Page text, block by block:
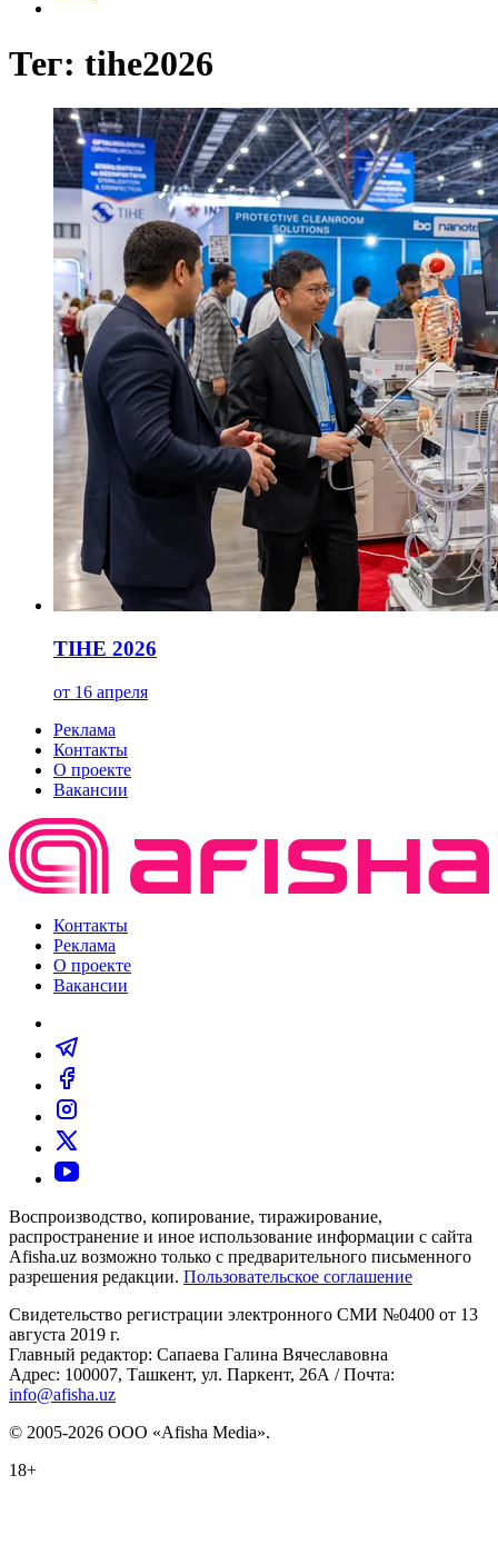
Тег: tihe2026
TIHE 2026
от 16 апреля
Реклама
Контакты
О проекте
Вакансии
Контакты
Реклама
О проекте
Вакансии
Воспроизводство, копирование, тиражирование,
распространение и иное использование информации с сайта
Afisha.uz возможно только с предварительного письменного
разрешения редакции. Пользовательское соглашение
Свидетельство регистрации электронного СМИ №0400 от 13
августа 2019 г.
Главный редактор: Сапаева Галина Вячеславовна
Адрес: 100007, Ташкент, ул. Паркент, 26А / Почта:
info@afisha.uz
© 2005-2026 ООО «Afisha Media».
18+